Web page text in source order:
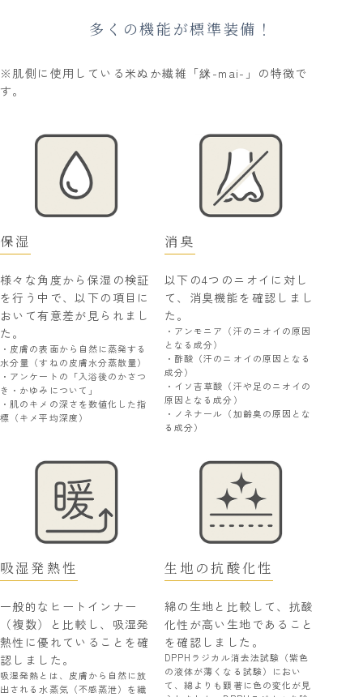
多くの機能が標準装備！
※肌側に使用している米ぬか繊維「䋛-mai-」の特徴で
す。
保湿
様々な角度から保湿の検証
を行う中で、以下の項目に
おいて有意差が見られまし
た。
・皮膚の表面から自然に蒸発する
水分量（すねの皮膚水分蒸散量）
・アンケートの「入浴後のかさつ
き・かゆみについて」
・肌のキメの深さを数値化した指
標（キメ平均深度）
消臭
以下の4つのニオイに対し
て、消臭機能を確認しまし
た。
・アンモニア（汗のニオイの原因
となる成分）
・酢酸（汗のニオイの原因となる
成分）
・イソ吉草酸（汗や足のニオイの
原因となる成分）
・ノネナール（加齢臭の原因とな
る成分）
吸湿発熱性
一般的なヒートインナー
（複数）と比較し、吸湿発
熱性に優れていることを確
認しました。
吸湿発熱とは、皮膚から自然に放
出される水蒸気（不感蒸泄）を繊
生地の抗酸化性
綿の生地と比較して、抗酸
化性が高い生地であること
を確認しました。
DPPHラジカル消去法試験（紫色
の液体が薄くなる試験）におい
て、綿よりも顕著に色の変化が見